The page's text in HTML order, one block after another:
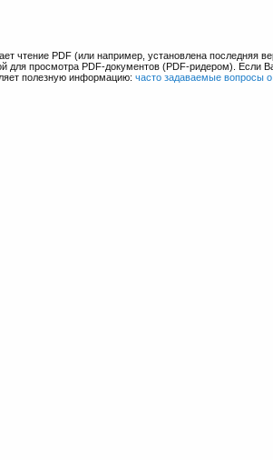
чтение PDF (или например, установлена последняя
для просмотра PDF-документов (PDF-ридером). Если
полезную информацию:часто задаваемые вопросы